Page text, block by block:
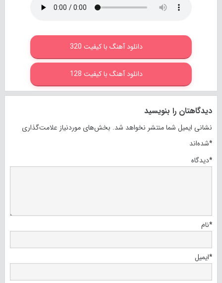
دانلود آهنگ با کیفیت 320
دانلود آهنگ با کیفیت 128
دیدگاهتان را بنویسید
نشانی ایمیل شما منتشر نخواهد شد. بخش‌های موردنیاز علامت‌گذاری
شده‌اند*
دیدگاه*
نام*
ایمیل*